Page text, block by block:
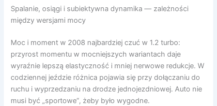
Spalanie, osiągi i subiektywna dynamika — zależności
między wersjami mocy
Moc i moment w 2008 najbardziej czuć w 1.2 turbo:
przyrost momentu w mocniejszych wariantach daje
wyraźnie lepszą elastyczność i mniej nerwowe redukcje. W
codziennej jeździe różnica pojawia się przy dołączaniu do
ruchu i wyprzedzaniu na drodze jednojezdniowej. Auto nie
musi być „sportowe”, żeby było wygodne.